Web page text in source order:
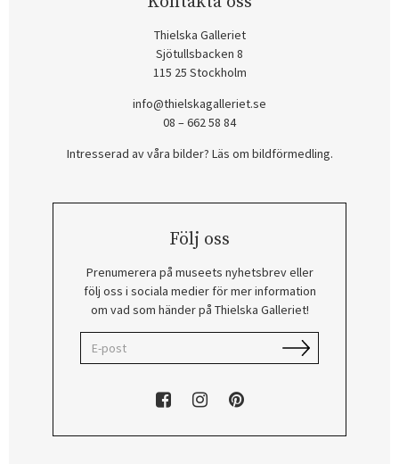
Thielska Galleriet
Sjötullsbacken 8
115 25 Stockholm
info@thielskagalleriet.se
08 – 662 58 84
Intresserad av våra bilder? Läs om bildförmedling.
Följ oss
Prenumerera på museets nyhetsbrev eller
följ oss i sociala medier för mer information
om vad som händer på Thielska Galleriet!